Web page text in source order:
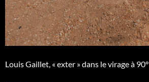
Louis Gaillet, « exter » dans le virage à 90°